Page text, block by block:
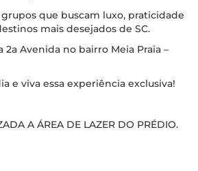
que buscam luxo, praticidade
mais desejados de SC.
2a Avenida no bairro Meia Praia –
e viva essa experiência exclusiva!
A ÁREA DE LAZER DO PRÉDIO.